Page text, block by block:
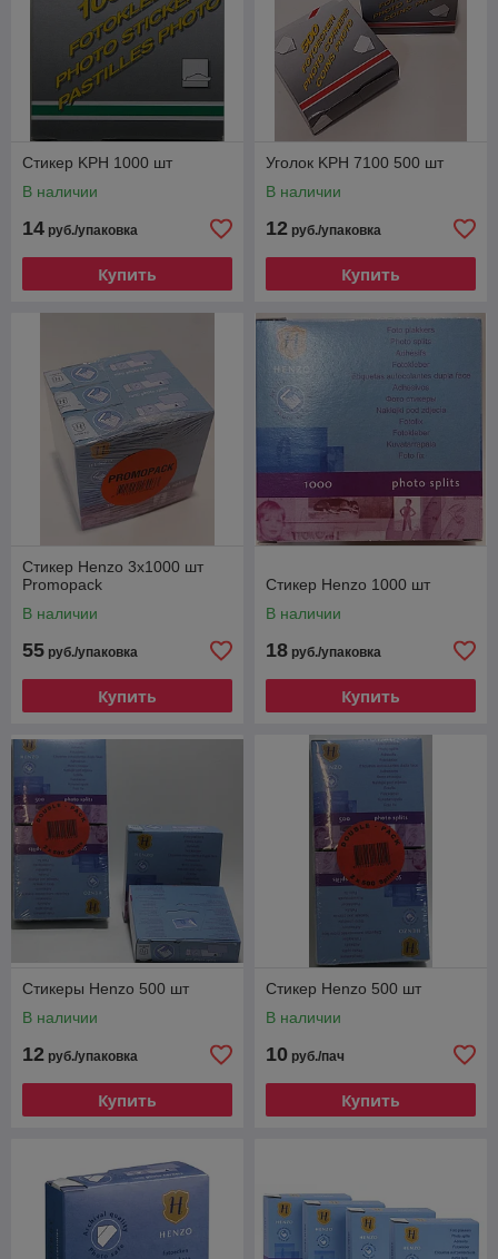
Стикер KPH 1000 шт
В наличии
14 руб./упаковка
Купить
Уголок KPH 7100 500 шт
В наличии
12 руб./упаковка
Купить
Стикер Henzo 3х1000 шт
Promopack
В наличии
55 руб./упаковка
Купить
Стикер Henzo 1000 шт
В наличии
18 руб./упаковка
Купить
Стикеры Henzo 500 шт
В наличии
12 руб./упаковка
Купить
Стикер Henzo 500 шт
В наличии
10 руб./пач
Купить